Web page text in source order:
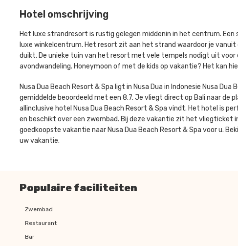
Hotel omschrijving
Het luxe strandresort is rustig gelegen middenin in het centrum.
luxe winkelcentrum. Het resort zit aan het strand waardoor je vanuit
duikt. De unieke tuin van het resort met vele tempels nodigt uit voor
avondwandeling. Honeymoon of met de kids op vakantie? Het kan
Nusa Dua Beach Resort & Spa ligt in Nusa Dua in Indonesie Nusa Dua
gemiddelde beoordeeld met een 8.7. Je vliegt direct op Bali naar de
allinclusive hotel Nusa Dua Beach Resort & Spa vindt. Het hotel is
en beschikt over een zwembad. Bij deze vakantie zit het vliegticket
goedkoopste vakantie naar Nusa Dua Beach Resort & Spa voor u.
uw vakantie.
Populaire faciliteiten
Zwembad
Restaurant
Bar